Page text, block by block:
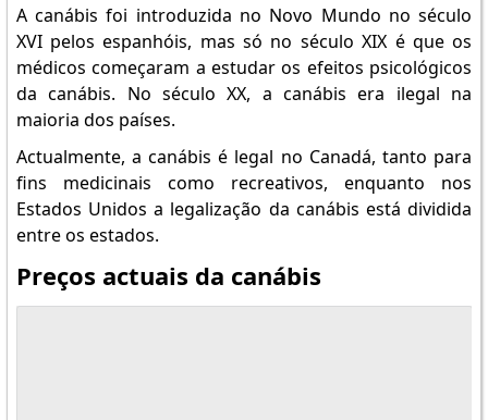
A canábis foi introduzida no Novo Mundo no século
XVI pelos espanhóis, mas só no século XIX é que os
médicos começaram a estudar os efeitos psicológicos
da canábis. No século XX, a canábis era ilegal na
maioria dos países.
Actualmente, a canábis é legal no Canadá, tanto para
fins medicinais como recreativos, enquanto nos
Estados Unidos a legalização da canábis está dividida
entre os estados.
Preços actuais da canábis